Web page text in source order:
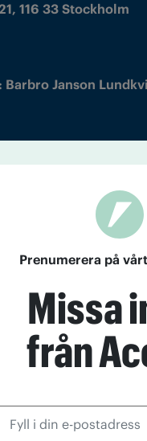
116 33 Stockholm
Janson
Prenumerera på
Missa
från